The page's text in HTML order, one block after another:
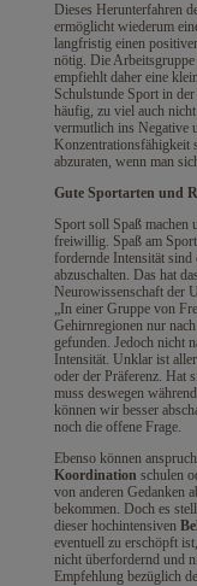
Dieses Herunterfahren
ermöglicht wiederum
langfristig einen
nötig. Die
empfiehlt daher eine
Schulstunde Sport in
häufig, zu viel auch
vermutlich ins Negative
Konzentrationsfähigkeit
abzuraten, wenn man
Gute Sportarten und
Sport soll Spaß machen
freiwillig. Spaß am
fordernde Intensität sind
abzuschalten. Das hat
Neurowissenschaft der
„In einer Gruppe von
Gehirnregionen nur
gefunden. Jedoch nicht
Intensität. Unklar ist
oder der Präferenz. Hat
muss deswegen
können wir besser
noch die offene Frage.
Ebenso können
Koordination schulen
von anderen Gedanken
bekommen. Doch es
dieser hochintensiven
eventuell zu erschöpft
nicht überfordernd und
Empfehlung bezüglich